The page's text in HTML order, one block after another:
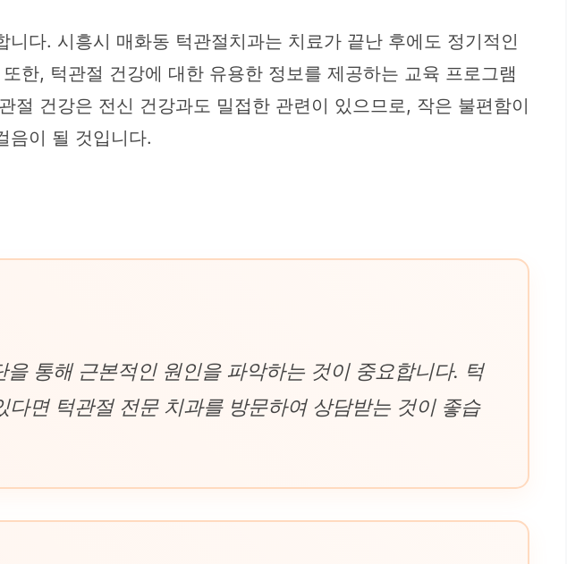
다. 시흥시 매화동 턱관절치과는 치료가 끝난 후에도 정기적인
한, 턱관절 건강에 대한 유용한 정보를 제공하는 교육 프로그램
건강은 전신 건강과도 밀접한 관련이 있으므로, 작은 불편함이
음이 될 것입니다.
통해 근본적인 원인을 파악하는 것이 중요합니다. 턱
면 턱관절 전문 치과를 방문하여 상담받는 것이 좋습